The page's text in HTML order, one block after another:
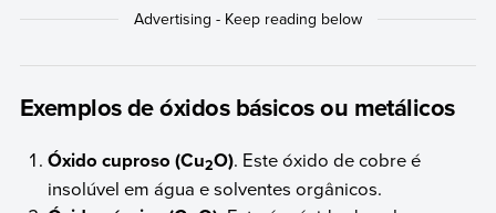
Exemplos de óxidos básicos ou metálicos
Óxido cuproso (Cu2O). Este óxido de cobre é
insolúvel em água e solventes orgânicos.